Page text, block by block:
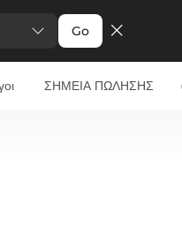
Go
ΣΗΜΕΙΑ ΠΩΛΗΣΗΣ